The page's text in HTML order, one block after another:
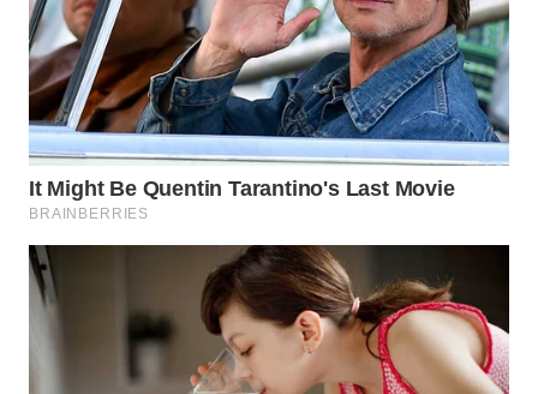
WN
MALUKU
WN
MALUT
WN
DAIRI